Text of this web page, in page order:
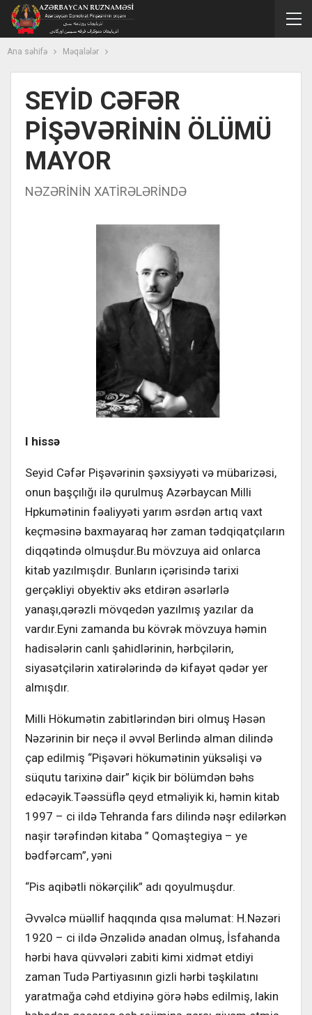
Ana səhifə Məqalələr
SEYİD CƏFƏR
PİŞƏVƏRİNİN ÖLÜMÜ
MAYOR
NƏZƏRİNİN XATİRƏLƏRİNDƏ
I hissə
Seyid Cəfər Pişəvərinin şəxsiyyəti və mübarizəsi,
onun başçılığı ilə qurulmuş Azərbaycan Milli
Hpkumətinin fəaliyyəti yarım əsrdən artıq vaxt
keçməsinə baxmayaraq hər zaman tədqiqatçıların
diqqətində olmuşdur.Bu mövzuya aid onlarca
kitab yazılmışdır. Bunların içərisində tarixi
gerçəkliyi obyektiv əks etdirən əsərlərlə
yanaşı,qərəzli mövqedən yazılmış yazılar da
vardır.Eyni zamanda bu kövrək mövzuya həmin
hadisələrin canlı şahidlərinin, hərbçilərin,
siyasətçilərin xatirələrində də kifayət qədər yer
almışdır.
Milli Hökumətin zabitlərindən biri olmuş Həsən
Nəzərinin bir neçə il əvvəl Berlində alman dilində
çap edilmiş “Pişəvəri hökumətinin yüksəlişi və
süqutu tarixinə dair” kiçik bir bölümdən bəhs
edəcəyik.Təəssüflə qeyd etməliyik ki, həmin kitab
1997 – ci ildə Tehranda fars dilində nəşr edilərkən
naşir tərəfindən kitaba ” Qomaştegiya – ye
bədfərcam”, yəni
“Pis aqibətli nökərçilik” adı qoyulmuşdur.
Əvvəlcə müəllif haqqında qısa məlumat: H.Nəzəri
1920 – ci ildə Ənzəlidə anadan olmuş, İsfahanda
hərbi hava qüvvələri zabiti kimi xidmət etdiyi
zaman Tudə Partiyasının gizli hərbi təşkilatını
yaratmağa cəhd etdiyinə görə həbs edilmiş, lakin